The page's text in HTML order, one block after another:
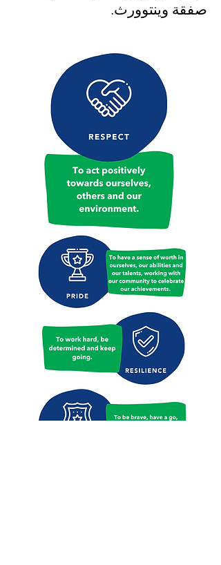
صفقة وينتوورث.